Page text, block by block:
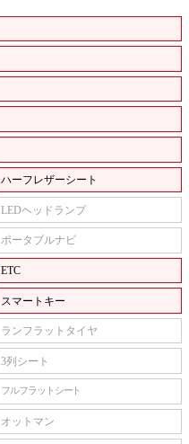
ハーフレザーシート
LEDヘッドランプ
ポータブルナビ
ETC
スマートキー
ランフラットタイヤ
3列シート
フルフラットシート
オットマン